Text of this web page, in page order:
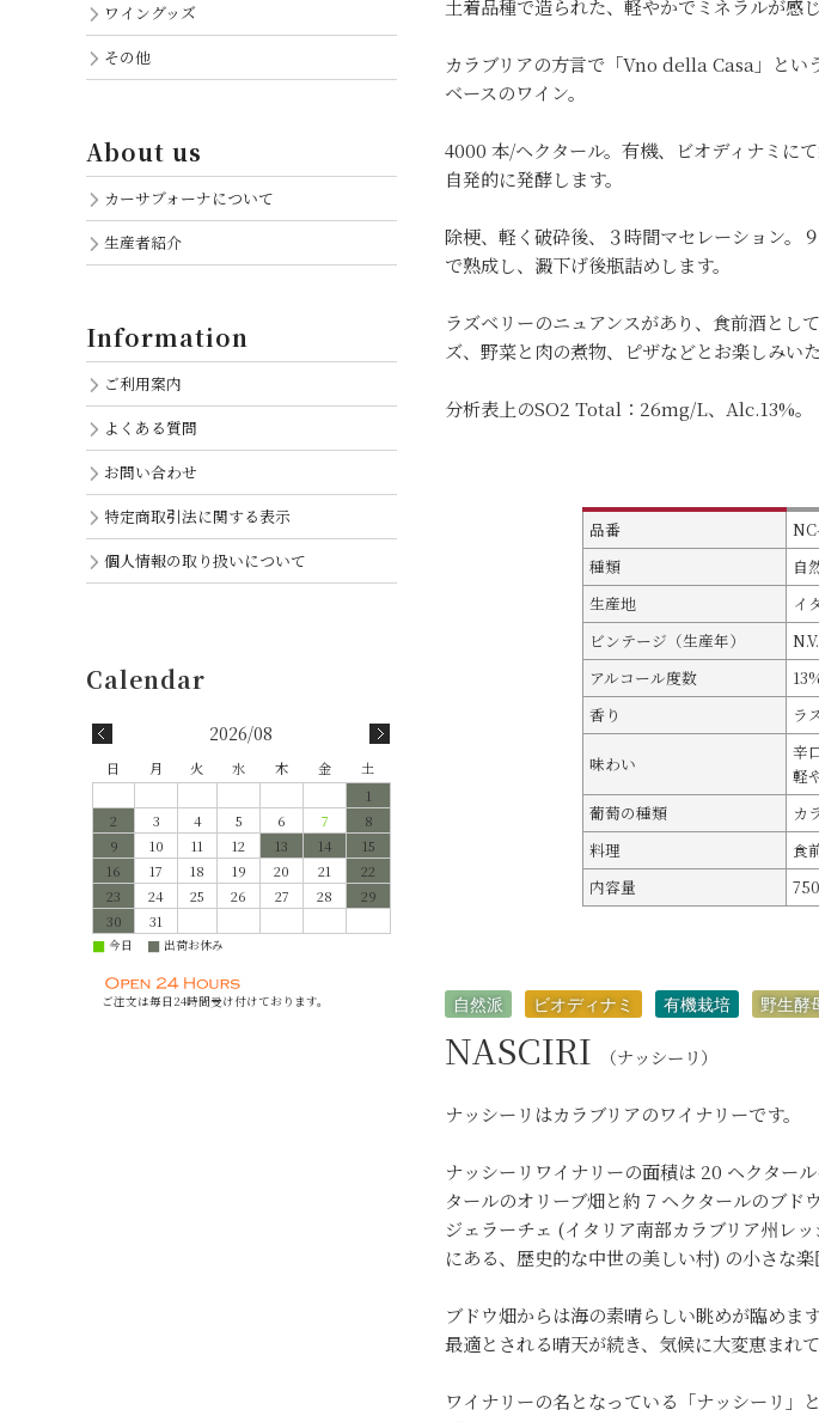
土着品種で造られた、軽やかでミネラルが感
カラブリアの方言で「Vno della Casa」とい
ベースのワイン。
4000 本/ヘクタール。有機、ビオディナミに
自発的に発酵します。
除梗、軽く破砕後、３時間マセレーション。
で熟成し、澱下げ後瓶詰めします。
ラズベリーのニュアンスがあり、食前酒とし
ズ、野菜と肉の煮物、ピザなどとお楽しみいた
分析表上のSO2 Total：26mg/L、Alc.13%。
品番
種類
自
生産地
イ
ビンテージ（生産年）
N.V.
アルコール度数
香り
ラ
味わい
辛
軽
葡萄の種類
カ
料理
食
内容量
自然派 ビオディナミ 有機栽培 野生酵
NASCIRI （ナッシーリ）
ナッシーリはカラブリアのワイナリーです。
ナッシーリワイナリーの面積は 20 ヘクター
タールのオリーブ畑と約 7 ヘクタールのブド
ジェラーチェ (イタリア南部カラブリア州レ
にある、歴史的な中世の美しい村) の小さな楽
ブドウ畑からは海の素晴らしい眺めが臨めま
最適とされる晴天が続き、気候に大変恵まれ
ワイナリーの名となっている「ナッシーリ」
ワイングッズ
その他
About us
カーサブォーナについて
生産者紹介
Information
ご利用案内
よくある質問
お問い合わせ
特定商取引法に関する表示
個人情報の取り扱いについて
2026/08
日 月 火 水 木 金
土
1
2
3 4 5 6 7
8
9
10 11 12 13 14
15
16
17 18 19 20 21
22
23
24 25 26 27 28
29
30
31
■ 今日 ■ 出荷お休み
ご注文は毎日24時間受け付けております。